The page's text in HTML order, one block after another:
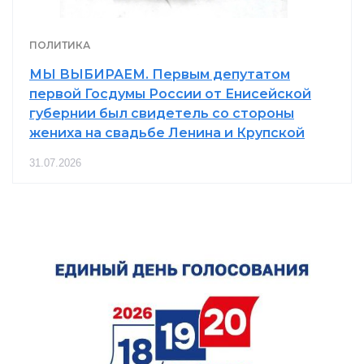
ПОЛИТИКА
МЫ ВЫБИРАЕМ. Первым депутатом
первой Госдумы России от Енисейской
губернии был свидетель со стороны
жениха на свадьбе Ленина и Крупской
31.07.2026